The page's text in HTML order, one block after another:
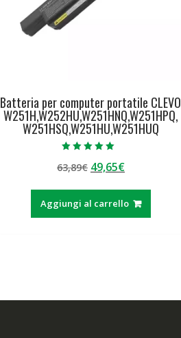
Batteria per computer portatile CLEVO
W251H,W252HU,W251HNQ,W251HPQ,
W251HSQ,W251HU,W251HUQ
5.00
su 5
63,89€ Il
originale
era:
49,65€Il
attuale
è:
Aggiungi al carrello